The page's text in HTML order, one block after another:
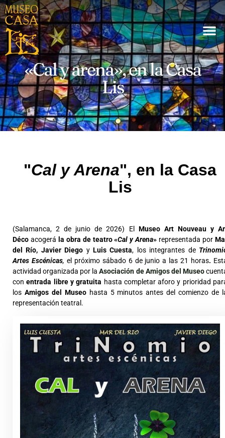
«Cal y arena», en la Casa
Lis
"Cal y Arena", en la Casa
Lis
(Salamanca, 2 de junio de 2026) El Museo Art Nouveau y
Déco acogerá la obra de teatro «Cal y Arena» representada por
del Río, Javier Diego yLuis Cuesta, los integrantes de
Artes Escénicas, el próximo sábado 6 de junio a las 21 horas.
actividad organizada por laAsociación de Amigos del Museo
con entrada libre y gratuita hasta completar aforo y prioridad
los Amigos del Museohasta 5 minutos antes del comienzo de
representación teatral.